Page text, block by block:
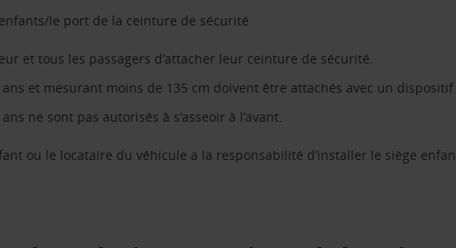
le port de la ceinture de sécurité
et tous les passagers d’attacher leur ceinture de sécurité.
et mesurant moins de 135 cm doivent être attachés avec un
ne sont pas autorisés à s’asseoir à l’avant.
ou le locataire du véhicule a la responsabilité d’installer le siège